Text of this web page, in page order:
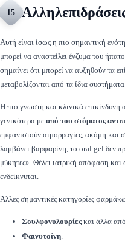
15
Αυτή είναι ίσως η πιο σημαντική
μπορεί να αναστείλει ένζυμα του
σημαίνει ότι μπορεί να αυξηθούν τα
μεταβολίζονται από τα ίδια
Η πιο γνωστή και κλινικά επικίνδυνη
γενικότερα με από του στόματος
εμφανιστούν αιμορραγίες, ακόμη και
λαμβάνει βαρφαρίνη, το oral gel δεν
μύκητες». Θέλει ιατρική απόφαση
ενδείκνυται.
Άλλες σημαντικές κατηγορίες
Σουλφονυλουρίεςκαι άλλα
Φαινυτοΐνη.